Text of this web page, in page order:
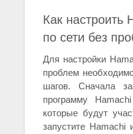
Как настроить
по сети без
Для настройки
проблем
шагов. Сначала
программу
которые будут
запустите Hamachi